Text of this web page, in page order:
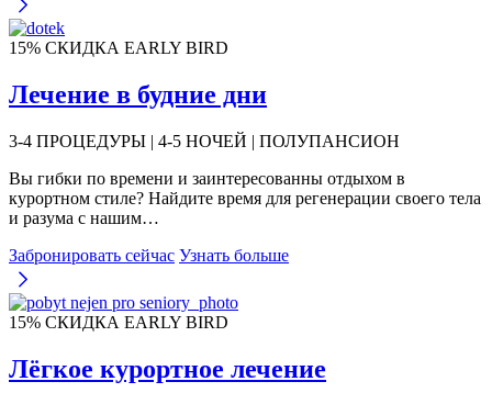
15% СКИДКА EARLY BIRD
Лечение в будние дни
3-4 ПРОЦЕДУРЫ | 4-5 НОЧЕЙ | ПОЛУПАНСИОН
Вы гибки по времени и заинтересованны отдыхом в
курортном стиле? Найдите время для регенерации своего тела
и разума с нашим…
Забронировать сейчас Узнать больше
15% СКИДКА EARLY BIRD
Лёгкое курортное лечение